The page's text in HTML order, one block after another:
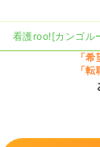
看護roo![カンゴル
「
「